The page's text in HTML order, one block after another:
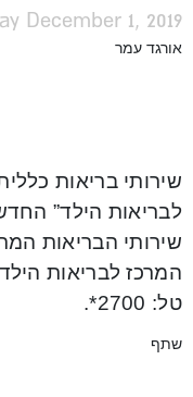
December 1, 2019
אורגד עמר
שירותי בריאות
לבריאות הילד”
שירותי הבריאות
טל: 2700*.
שתף